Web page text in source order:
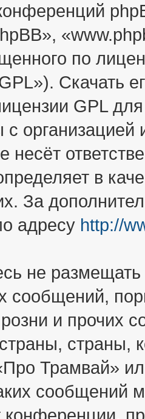
по
Скачать
GPL
с
несёт
в
За
адресу http://
не
сообщений,
и прочих
страны,
Трамвай»
сообщений